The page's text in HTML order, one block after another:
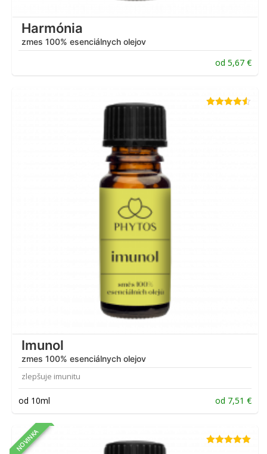
Harmónia
zmes 100% esenciálnych olejov
od 5,67 €
Imunol
zmes 100% esenciálnych olejov
zlepšuje imunitu
od 10ml od 7,51 €
NOVINKA